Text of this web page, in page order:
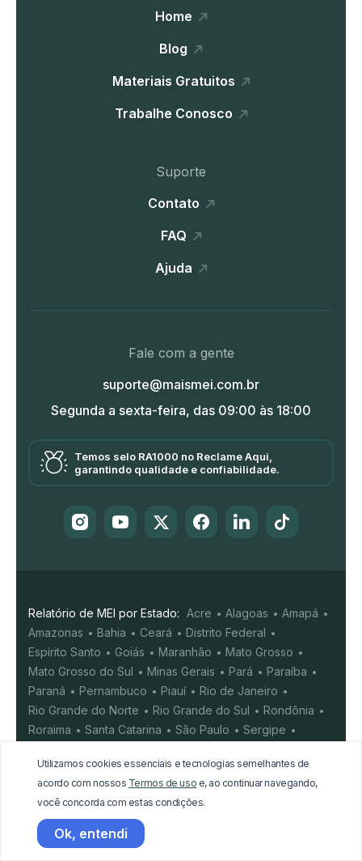
Home
Blog
Materiais Gratuitos
Trabalhe Conosco
Suporte
Contato
FAQ
Ajuda
Fale com a gente
suporte@maismei.com.br
Segunda a sexta-feira, das 09:00 às 18:00
Temos selo RA1000 no Reclame Aqui,
garantindo qualidade e confiabilidade.
Relatório de MEI por Estado: Acre Alagoas
Amapá
Amazonas
Bahia Ceará
Distrito Federal
Espírito Santo
Goiás Maranhão
Mato Grosso
Mato Grosso do Sul
Minas Gerais Pará
Paraíba
Paraná
Pernambuco Piauí
Rio de Janeiro
Rio Grande do Norte
Rio Grande do Sul
Rondônia
Roraima
Santa Catarina São Paulo
Sergipe
F G H
V
Utilizamos cookies essenciais e tecnologias semelhantes de
acordo com nossos Termos de uso e, ao continuar navegando,
você concorda com estas condições.
Ok, entendi